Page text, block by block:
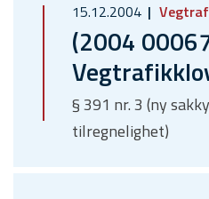
15.12.2004
(2004
§ 391 nr. 3 (ny
tilregnelighet)